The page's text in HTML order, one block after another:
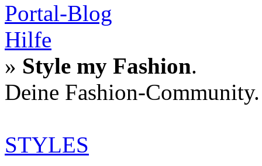
Portal-Blog
Hilfe
» Style my Fashion.
Deine Fashion-
STYLES